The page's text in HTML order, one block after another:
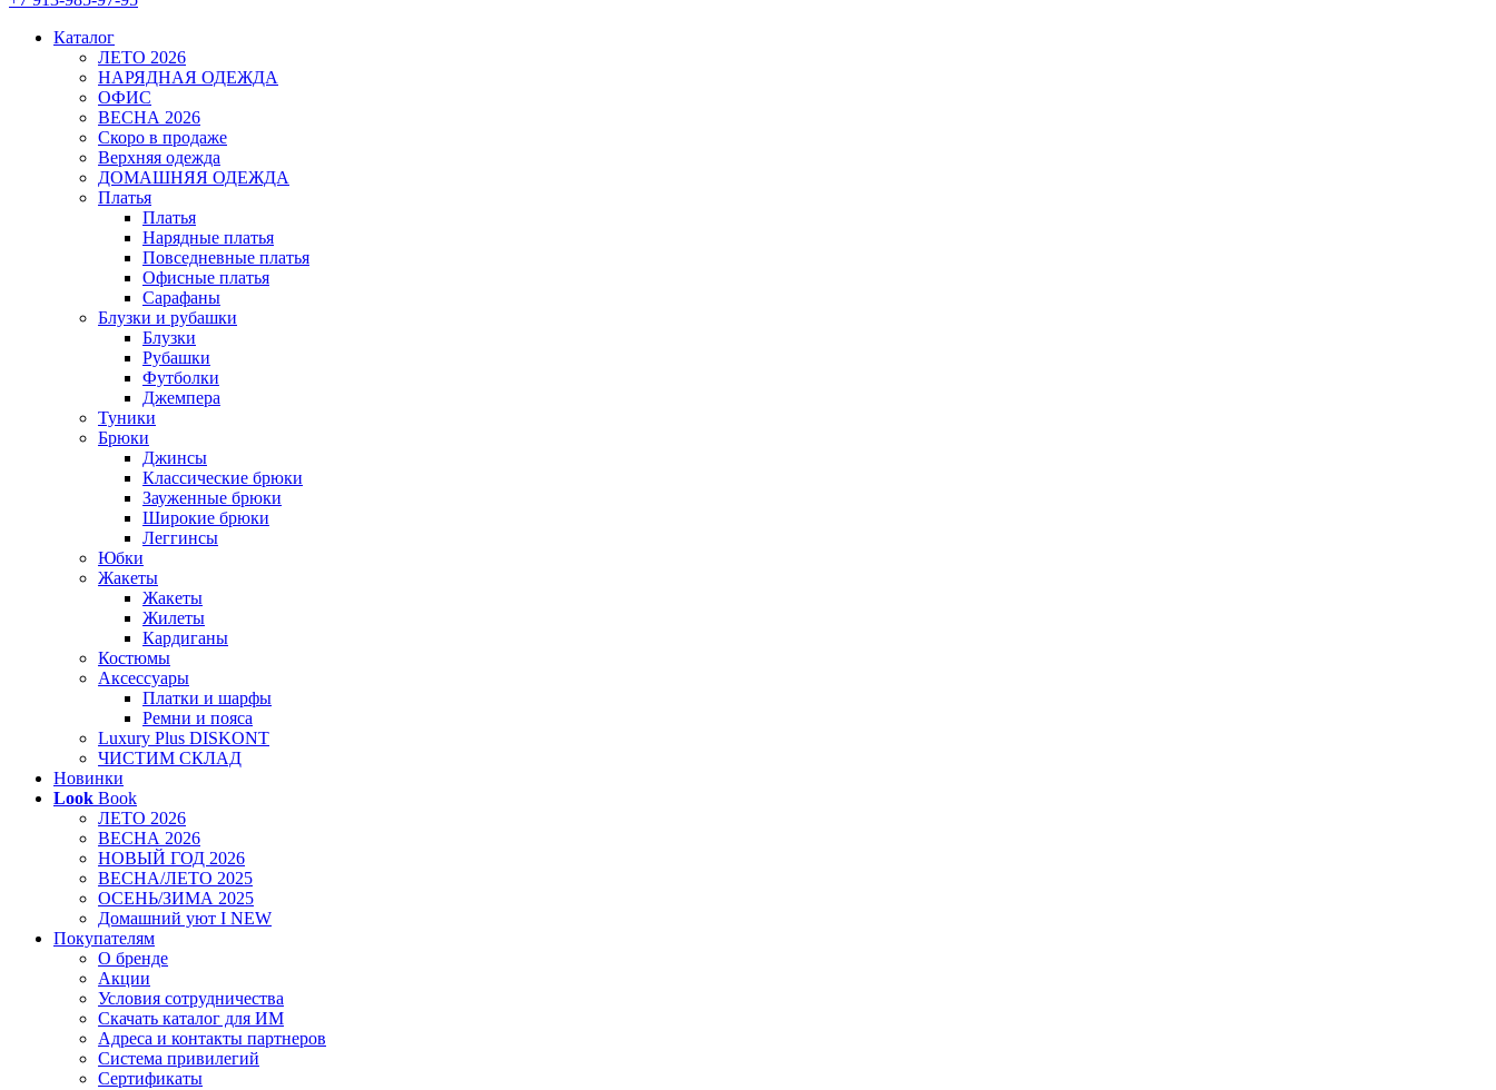
Каталог
ЛЕТО 2026
НАРЯДНАЯ ОДЕЖДА
ОФИС
ВЕСНА 2026
Скоро в продаже
Верхняя одежда
ДОМАШНЯЯ ОДЕЖДА
Платья
Платья
Нарядные платья
Повседневные платья
Офисные платья
Сарафаны
Блузки и рубашки
Блузки
Рубашки
Футболки
Джемпера
Туники
Брюки
Джинсы
Классические брюки
Зауженные брюки
Широкие брюки
Леггинсы
Юбки
Жакеты
Жакеты
Жилеты
Кардиганы
Костюмы
Аксессуары
Платки и шарфы
Ремни и пояса
Luxury Plus DISKONT
ЧИСТИМ СКЛАД
Новинки
Look Book
ЛЕТО 2026
ВЕСНА 2026
НОВЫЙ ГОД 2026
ВЕСНА/ЛЕТО 2025
ОСЕНЬ/ЗИМА 2025
Домашний уют I NEW
Покупателям
О бренде
Акции
Условия сотрудничества
Скачать каталог для ИМ
Адреса и контакты партнеров
Система привилегий
Сертификаты